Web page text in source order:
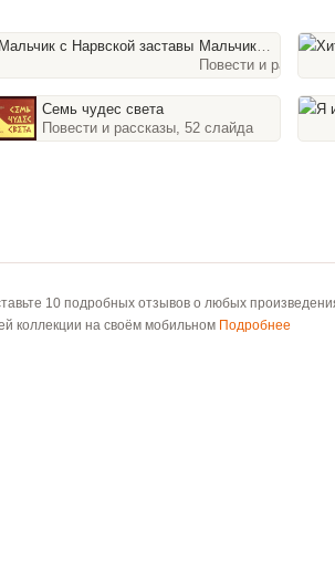
Мальчик с Нарвской заставы
Повести и
Семь чудес света
Повести и рассказы, 52 слайда
10 подробных отзывов о любых
коллекции на своём мобильном Подробнее